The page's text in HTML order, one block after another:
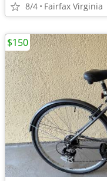
8/4 Fairfax Virginia
$150